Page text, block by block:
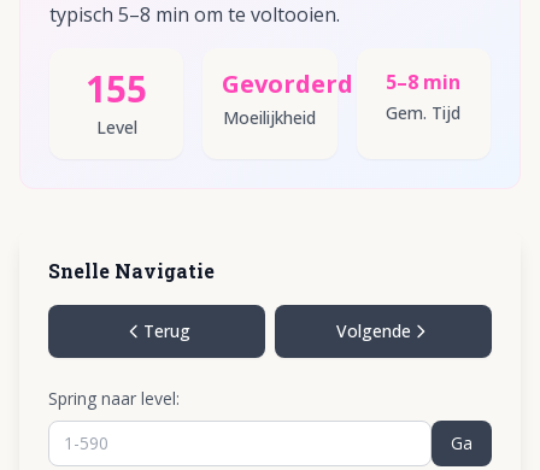
typisch 5–8 min om te voltooien.
155
Level
Gevorderd
Moeilijkheid
5–8 min
Gem. Tijd
Snelle Navigatie
Terug Volgende
Spring naar level:
Ga